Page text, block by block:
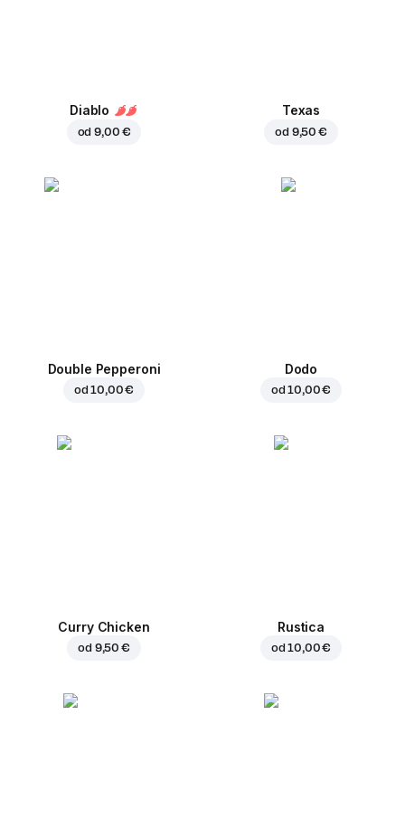
Diablo
od9,00 €
Texas
od 9,50 €
Double Pepperoni
od10,00 €
Dodo
od10,00 €
Curry Chicken
od 9,50 €
Rustica
od10,00 €